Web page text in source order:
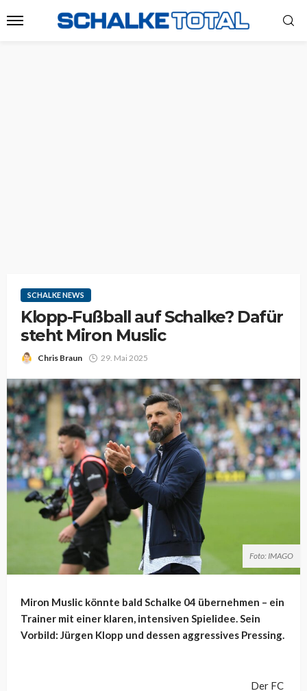
SCHALKE NEWS
Klopp-Fußball auf Schalke? Dafür
steht Miron Muslic
Chris Braun 29. Mai 2025
Foto: IMAGO
Miron Muslic könnte bald Schalke 04 übernehmen – ein
Trainer mit einer klaren, intensiven Spielidee. Sein
Vorbild: Jürgen Klopp und dessen aggressives Pressing.
Der FC